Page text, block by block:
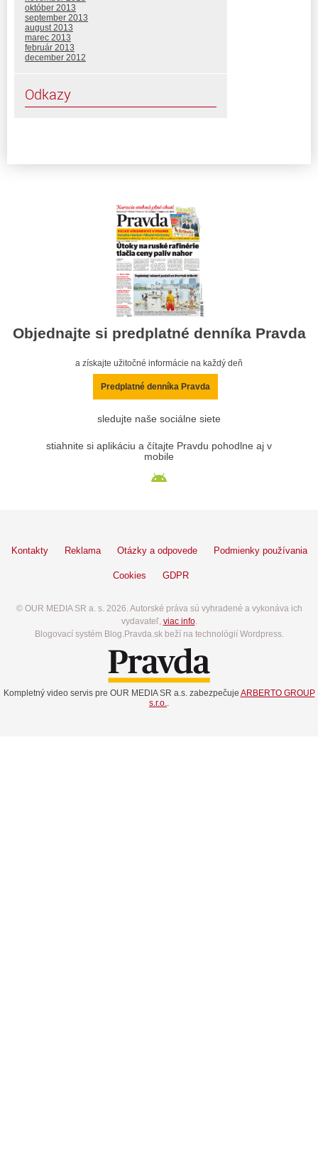
október 2013
september 2013
august 2013
marec 2013
február 2013
december 2012
Odkazy
Objednajte si predplatné denníka Pravda
a získajte užitočné informácie na každý deň
Predplatné denníka Pravda
sledujte naše sociálne siete
stiahnite si aplikáciu a čítajte Pravdu pohodlne aj v
mobile
Kontakty Reklama Otázky a odpovede Podmienky používania
Cookies GDPR
© OUR MEDIA SR a. s. 2026. Autorské práva sú vyhradené a vykonáva ich
vydavateľ, viac info.
Blogovací systém Blog.Pravda.sk beží na technológií Wordpress.
Kompletný video servis pre OUR MEDIA SR a.s. zabezpečuje ARBERTO GROUP
s.r.o..